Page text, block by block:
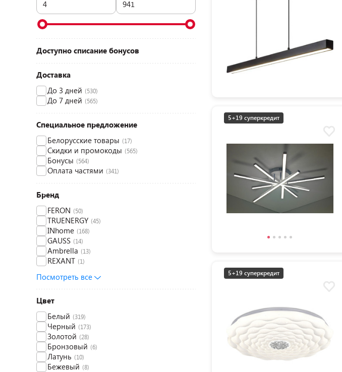
Доступно списание бонусов
Доставка
До 3 дней (530)
До 7 дней (565)
Специальное предложение
Белорусские товары (17)
Скидки и промокоды (565)
Бонусы (564)
Оплата частями (341)
Бренд
FERON (50)
TRUENERGY (45)
INhome (168)
GAUSS (14)
Ambrella (13)
REXANT (1)
Посмотреть все
Цвет
Белый (319)
Черный (173)
Золотой (28)
Бронзовый (6)
Латунь (10)
Бежевый (8)
5+19 суперкредит
5+19 суперкредит